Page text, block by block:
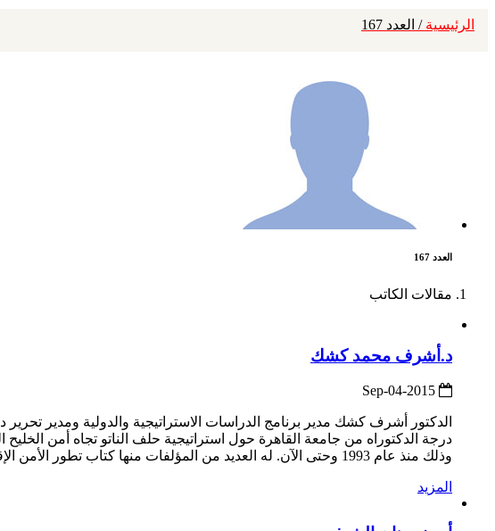
الرئيسية / العدد 167
العدد 167
مقالات الكاتب
د.أشرف محمد كشك
درجة الدكتوراه من جامعة القاهرة حول استراتيجية حلف الناتو تجاه أمن الخليح
وذلك منذ عام 1993 وحتى الآن. له العديد من المؤلفات منها كتاب تطور الأمن الإقليمي الخليجي:دراسة في تأثير استراتيجية حلف النات...
المزيد